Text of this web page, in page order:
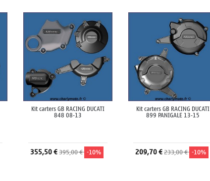
Kit carters GB RACING DUCATI
848 08-13
355,50 €395,00 € -10%
Kit carters GB RACING DUCATI
899 PANIGALE 13-15
209,70 €233,00 € -10%